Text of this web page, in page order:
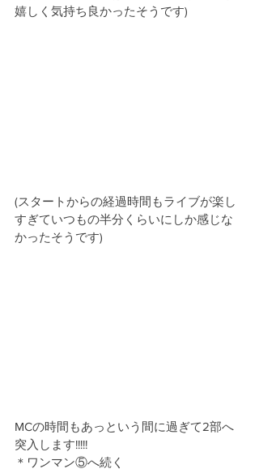
嬉しく気持ち良かったそうです)
(スタートからの経過時間もライブが楽し
すぎていつもの半分くらいにしか感じな
かったそうです)
MCの時間もあっという間に過ぎて2部へ
突入します!!!!!
＊ワンマン⑤へ続く